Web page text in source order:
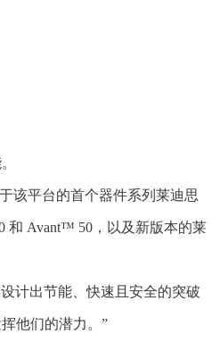
该平台的首个器件系列莱迪思
和 Avant™ 50，以及新版本的莱
计出节能、快速且安全的突破
他们的潜力。”